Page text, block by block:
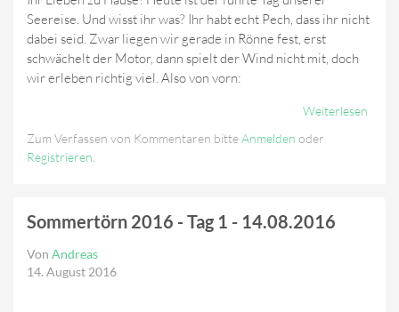
Seereise. Und wisst ihr was? Ihr habt echt Pech, dass ihr nicht
dabei seid. Zwar liegen wir gerade in Rönne fest, erst
schwächelt der Motor, dann spielt der Wind nicht mit, doch
wir erleben richtig viel. Also von vorn:
Weiterlesen
Zum Verfassen von Kommentaren bitteAnmelden oder
Registrieren
Sommertörn 2016 - Tag 1 - 14.08.2016
Von Andreas
14. August 2016